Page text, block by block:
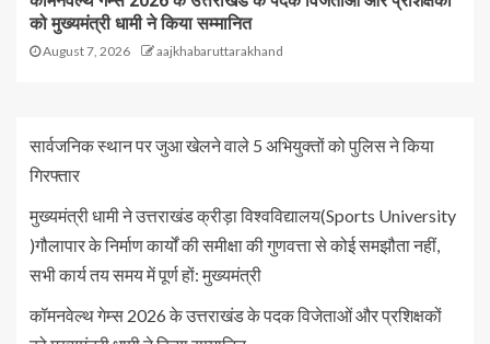
को मुख्यमंत्री धामी ने किया सम्मानित
August 7, 2026 aajkhabaruttarakhand
सार्वजनिक स्थान पर जुआ खेलने वाले 5 अभियुक्तों को पुलिस ने किया
गिरफ्तार
मुख्यमंत्री धामी ने उत्तराखंड क्रीड़ा विश्वविद्यालय(Sports University
)गौलापार के निर्माण कार्यों की समीक्षा की गुणवत्ता से कोई समझौता नहीं,
सभी कार्य तय समय में पूर्ण हों: मुख्यमंत्री
कॉमनवेल्थ गेम्स 2026 के उत्तराखंड के पदक विजेताओं और प्रशिक्षकों